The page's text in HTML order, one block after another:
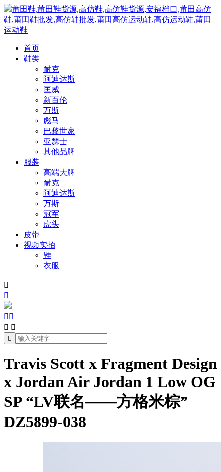
莆田鞋,莆田鞋货源,高仿鞋,高仿鞋货源,安福档口,莆田高仿
鞋,莆田鞋批发,高仿鞋批发,莆田高仿运动鞋,高仿运动鞋,莆田
运动鞋
首页
鞋类
耐克
阿迪达斯
匡威
新百伦
万斯
彪马
巴黎世家
亚瑟士
其他品牌
服装
高端大牌
耐克
阿迪达斯
万斯
冠军
虎头
皮带
视频实拍
鞋
衣服


 
 

Travis Scott x Fragment Design
x Jordan Air Jordan 1 Low OG
SP “LV联名——方格米棕”
DZ5899-038